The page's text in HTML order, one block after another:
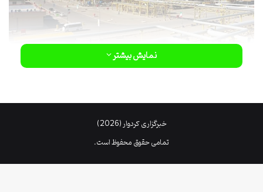
نمایش بیشتر
خبرگزاری کردوار (2026)
تمامی حقوق محفوظ است.